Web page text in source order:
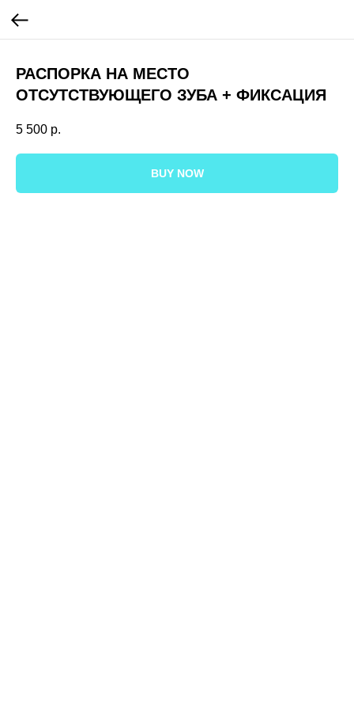
РАСПОРКА НА МЕСТО
ОТСУТСТВУЮЩЕГО ЗУБА + ФИКСАЦИЯ
5 500 р.
BUY NOW